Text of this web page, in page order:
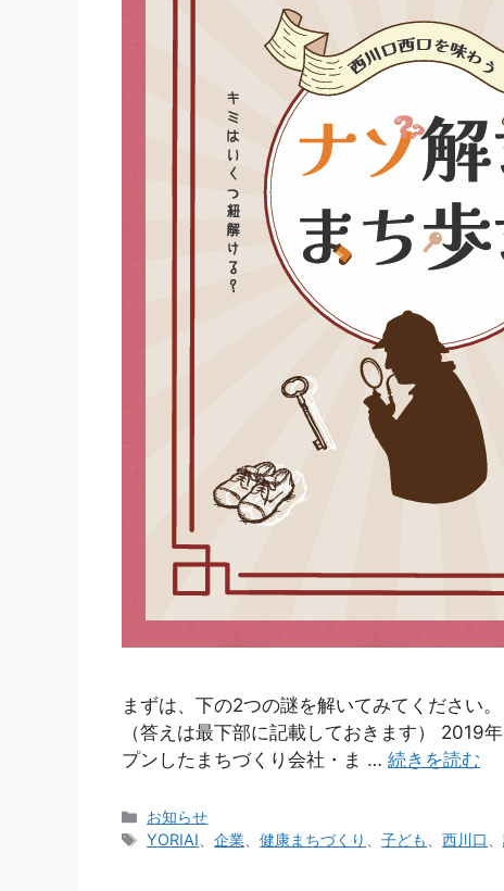
まずは、下の2つの謎を解いてみてくだ
（答えは最下部に記載しておきます） 2019
プンしたまちづくり会社・ま … 続きを読む
カ
テ
お知らせ
タ
YORIAI 、企業 、健康まちづくり 、子ども 、西川口 、